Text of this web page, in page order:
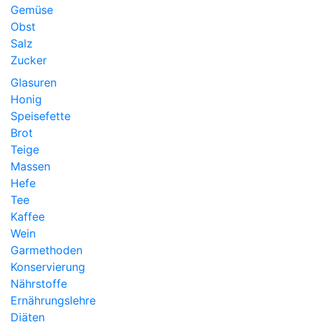
Gemüse
Obst
Salz
Zucker
Glasuren
Honig
Speisefette
Brot
Teige
Massen
Hefe
Tee
Kaffee
Wein
Garmethoden
Konservierung
Nährstoffe
Ernährungslehre
Diäten